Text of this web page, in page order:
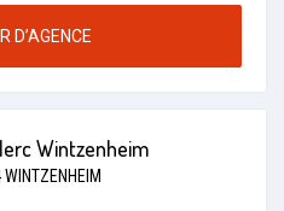
D’AGENCE
Wintzenheim